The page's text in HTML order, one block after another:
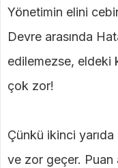
Yönetimin elini
Devre arasında
edilemezse, eldeki
çok zor!
Çünkü ikinci
ve zor geçer. Puan